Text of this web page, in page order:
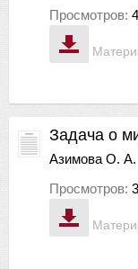
Просмотров:
Задача о
Азимова О. А.
Просмотров: